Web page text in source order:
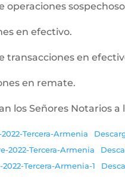
operaciones
en efectivo.
transacciones en
en remate.
los Señores Notarios
Tercera-Armenia
2022-Tercera-Armenia
Tercera-Armenia-1